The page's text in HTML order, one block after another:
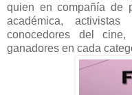
quien en compañía de
académica,
conocedores del
ganadores en cada